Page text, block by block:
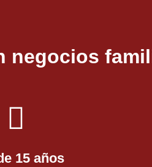
negocios
15 años